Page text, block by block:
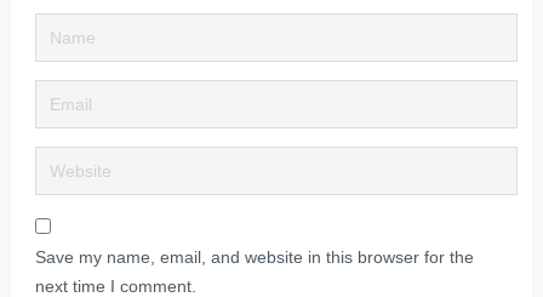
Save my name, email, and website in this browser for the
next time I comment.